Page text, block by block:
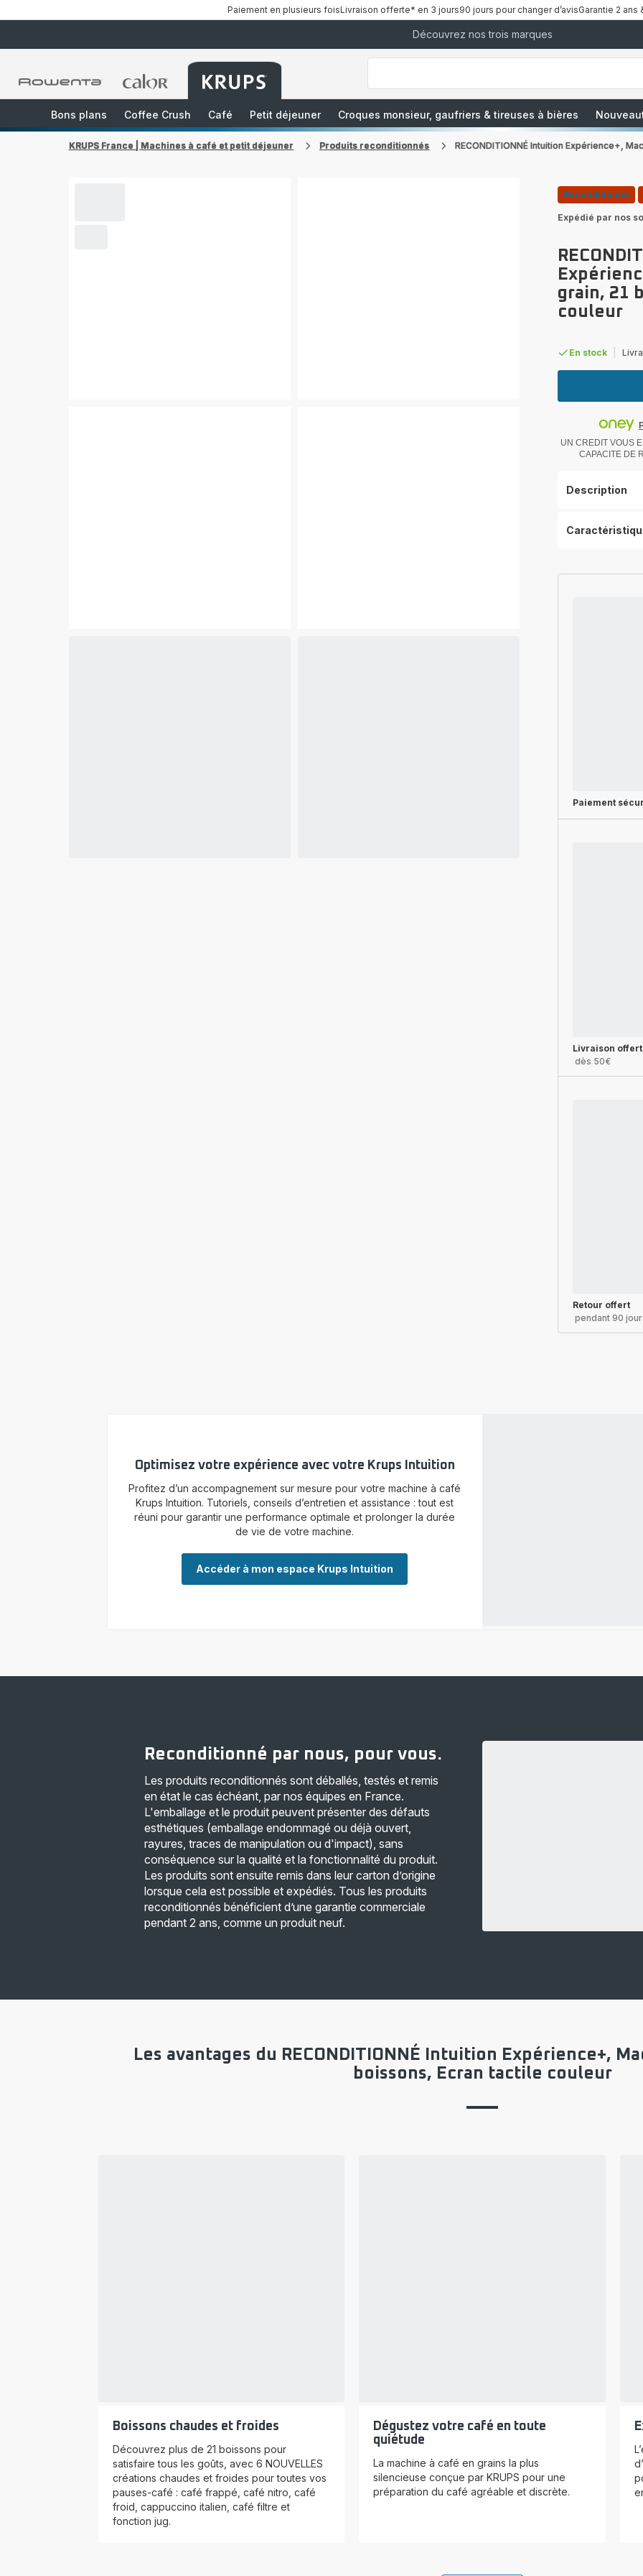
Paiement en plusieurs foisLivraison offerte* en 3 jours90 jours pour changer d’avisGarantie 2 ans
Découvrez nos trois marques
Accueil
Accueil
Accueil
["Que
recherchez-
Café
Grains","Centrales
Vapeurs","Sèche
Bons plans Coffee Crush Café Petit déjeuner Croques monsieur, gaufriers & tireuses à bières
KRUPS France | Machines à café et petit déjeuner Produits reconditionnés RECONDITIONNÉ Intuition Expérience+,
Reconditionné
Expédié par nos
grain, 21
couleur
En stock
UN CREDIT VOUS
CAPACITE DE
Description
Paiement
Livraison
dès 50€
Retour offert
pendant 90
Optimisez votre expérience avec votre Krups Intuition
Profitez d’un accompagnement sur mesure pour votre machine à café
Krups Intuition. Tutoriels, conseils d’entretien et assistance : tout est
réuni pour garantir une performance optimale et prolonger la durée
de vie de votre machine.
Accéder à mon espace Krups Intuition
Reconditionné par nous, pour vous.
Les produits reconditionnés sont déballés, testés et remis
en état le cas échéant, par nos équipes en France.
L'emballage et le produit peuvent présenter des défauts
esthétiques (emballage endommagé ou déjà ouvert,
rayures, traces de manipulation ou d'impact), sans
conséquence sur la qualité et la fonctionnalité du produit.
Les produits sont ensuite remis dans leur carton d’origine
lorsque cela est possible et expédiés. Tous les produits
reconditionnés bénéficient d’une garantie commerciale
pendant 2 ans, comme un produit neuf.
Les avantages du RECONDITIONNÉ Intuition Expérience+,
boissons, Ecran tactile couleur
Boissons chaudes et froides
Découvrez plus de 21 boissons pour
satisfaire tous les goûts, avec 6 NOUVELLES
créations chaudes et froides pour toutes vos
pauses-café : café frappé, café nitro, café
froid, cappuccino italien, café filtre et
fonction jug.
Dégustez votre café en toute
quiétude
La machine à café en grains la plus
silencieuse conçue par KRUPS pour une
préparation du café agréable et discrète.